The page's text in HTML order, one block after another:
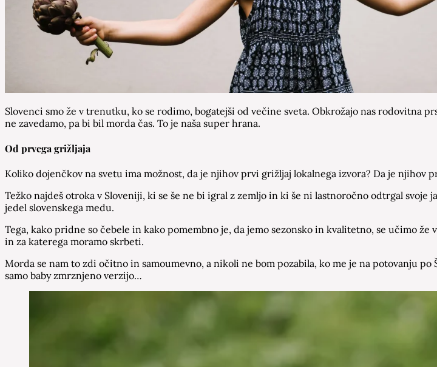
Slovenci smo že v trenutku, ko se rodimo, bogatejši od večine sveta. Obkrožajo nas rodovitna
ne zavedamo, pa bi bil morda čas. To je naša super hrana.
Od prvega grižljaja
Koliko dojenčkov na svetu ima možnost, da je njihov prvi grižljaj lokalnega izvora? Da je njihov
Težko najdeš otroka v Sloveniji, ki se še ne bi igral z zemljo in ki še ni lastnoročno odtrgal
jedel slovenskega medu.
Tega, kako pridne so čebele in kako pomembno je, da jemo sezonsko in kvalitetno, se učimo
in za katerega moramo skrbeti.
Morda se nam to zdi očitno in samoumevno, a nikoli ne bom pozabila, ko me je na potovanju
samo baby zmrznjeno verzijo…